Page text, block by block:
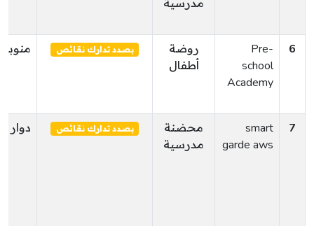
مدرسية
6
Pre-
school
Academy
روضة
أطفال
بصدد تدارك نقائص منوبة
7
smart
garde aws
محضنة
مدرسية
بصدد تدارك نقائص دوار